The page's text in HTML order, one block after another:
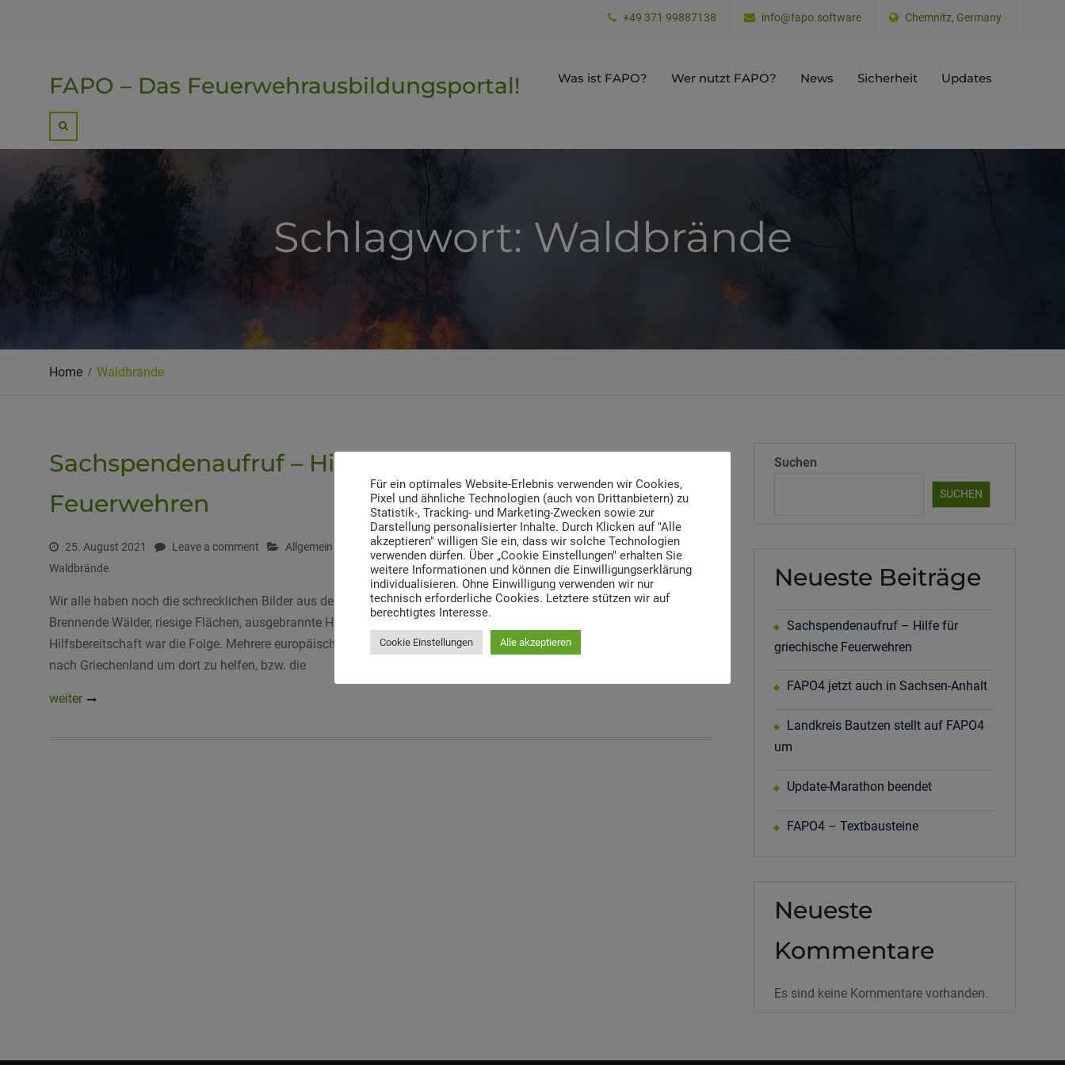
+49 371 99887138 info@fapo.software Chemnitz, Germany
FAPO – Das Feuerwehrausbildungsportal! Was ist FAPO? Wer nutzt FAPO? News Sicherheit Updates
Schlagwort: Waldbrände
Home Waldbrände
Sachspendenaufruf – Hilfe für griechische
Feuerwehren
25. August 2021 Leave a comment Allgemein Brand,Brände, Feuer,Griechenland,Hilfe,Spenden Waldbrand,
Waldbrände
Wir alle haben noch die schrecklichen Bilder aus dem Mittelmeerraum, insbesondere aus Griechenland, vor Augen.
Brennende Wälder, riesige Flächen, ausgebrannte Häuser, schutzsuchende Bewohner – Hilflosigkeit! Eine Welle der
Hilfsbereitschaft war die Folge. Mehrere europäische Staaten, darunter auch Deutschland, entsandten Kräfte und Mittel
nach Griechenland um dort zu helfen, bzw. die
weiter
Suchen
SUCHEN
Neueste Beiträge
Sachspendenaufruf – Hilfe für
griechische Feuerwehren
FAPO4 jetzt auch in Sachsen-Anhalt
Landkreis Bautzen stellt auf FAPO4
um
Update-Marathon beendet
FAPO4 – Textbausteine
Neueste
Kommentare
Es sind keine Kommentare vorhanden.
Für ein optimales Website-Erlebnis verwenden wir Cookies,
Pixel und ähnliche Technologien (auch von Drittanbietern) zu
Statistik-, Tracking- und Marketing-Zwecken sowie zur
Darstellung personalisierter Inhalte. Durch Klicken auf "Alle
akzeptieren" willigen Sie ein, dass wir solche Technologien
verwenden dürfen. Über „Cookie Einstellungen" erhalten Sie
weitere Informationen und können die Einwilligungserklärung
individualisieren. Ohne Einwilligung verwenden wir nur
technisch erforderliche Cookies. Letztere stützen wir auf
berechtigtes Interesse.
Cookie Einstellungen Alle akzeptieren